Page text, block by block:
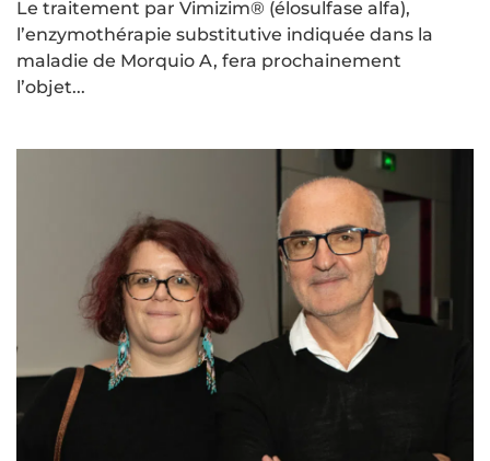
Le traitement par Vimizim® (élosulfase alfa),
l’enzymothérapie substitutive indiquée dans la
maladie de Morquio A, fera prochainement
l’objet...